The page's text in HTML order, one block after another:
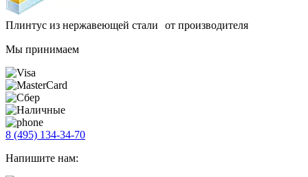
Плинтус из нержавеющей стали от производителя
Мы принимаем
8 (495) 134-34-70
Напишите нам: